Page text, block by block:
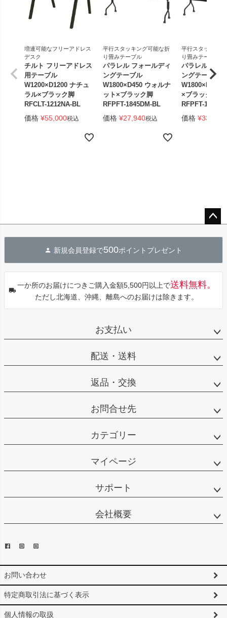
増連可能なフリーアドレス
デスク
チルト フリーアドレス
用テーブル
W1200×D1200 ナチュ
ラル×ブラック脚
RFCLT-1212NA-BL
価格 ¥55,000税込
平行スタッキング可能な折
り畳みテーブル
パラレル フォールディ
ングテーブル
W1800×D450 ウォルナ
ット×ブラック脚
RFPFT-1845DM-BL
価格 ¥27,940税込
平行スタッキン
り畳みテーブル
パラレル フォ
ングテーブル
W1800×D450
×ブラック脚
RFPFT-
価格 ¥33,440
へ
新規会員登録で500ポイントプレゼント
一か所のお届けにつきご購入金額5,500円以上で送料無料。
ただし北海道、沖縄、離島へのお届けは除きます。
お支払い
配送・送料
返品・交換
お問合せ先
カテゴリー
マイページ
サポート
会社概要
お問い合わせ
特定商取引法に基づく表示
個人情報の取扱